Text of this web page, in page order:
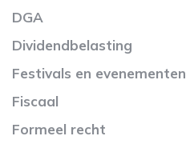
DGA
Dividendbelasting
Festivals en evenementen
Fiscaal
Formeel recht